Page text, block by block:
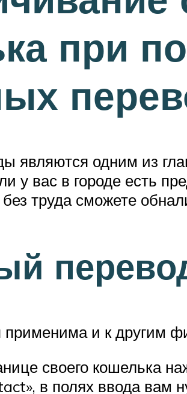
при
являются одним из
у вас в городе есть
труда сможете
применима и к другим
своего кошелька
в полях ввода вам